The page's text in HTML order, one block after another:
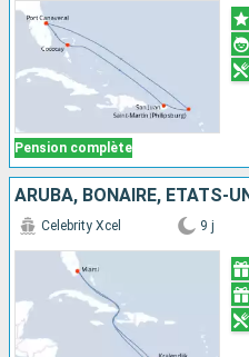
Pension complète
ARUBA, BONAIRE, ÉTATS-
Celebrity Xcel 9 j